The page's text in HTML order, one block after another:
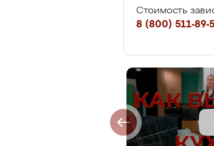
Стоимость
8 (800) 511-89-